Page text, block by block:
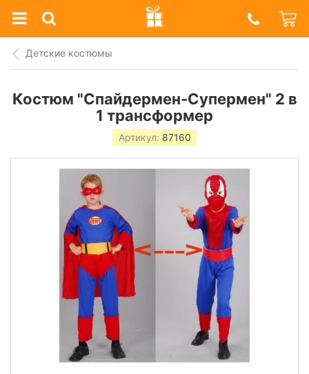
Prazdnik
Shop
Детские костюмы
Костюм "Спайдермен-Супермен" 2 в
1 трансформер
Артикул: 87160